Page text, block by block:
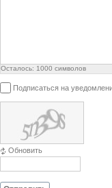
Осталось: 1000 символов
Подписаться на
Обновить